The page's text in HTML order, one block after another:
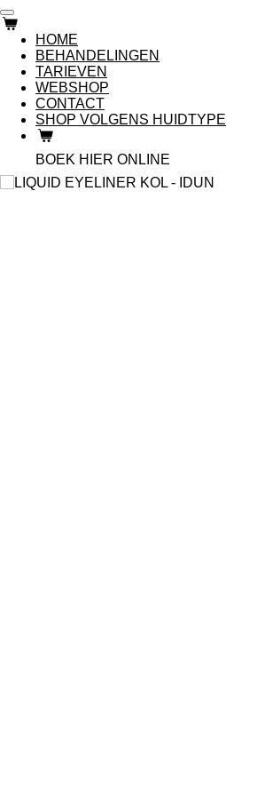
Ga
direct
naar
de
hoofdinhoud
HOME
BEHANDELINGEN
TARIEVEN
WEBSHOP
CONTACT
SHOP VOLGENS HUIDTYPE
BOEK HIER ONLINE